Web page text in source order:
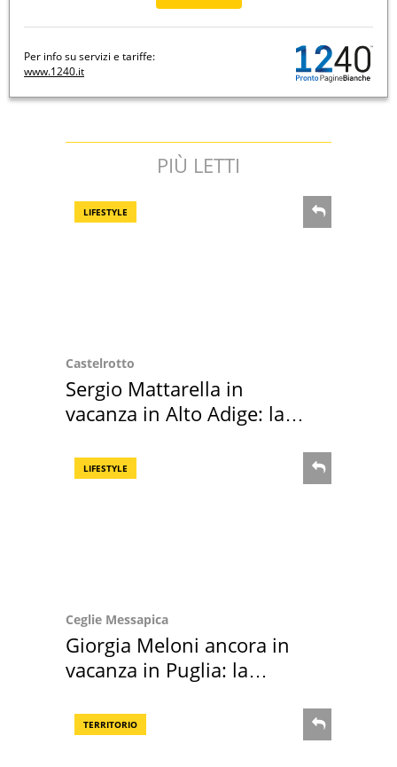
Per info su servizi e tariffe:
www.1240.it
PIÙ LETTI
LIFESTYLE
Castelrotto
Sergio Mattarella in
vacanza in Alto Adige: la
LIFESTYLE
Ceglie Messapica
Giorgia Meloni ancora in
vacanza in Puglia: la
TERRITORIO